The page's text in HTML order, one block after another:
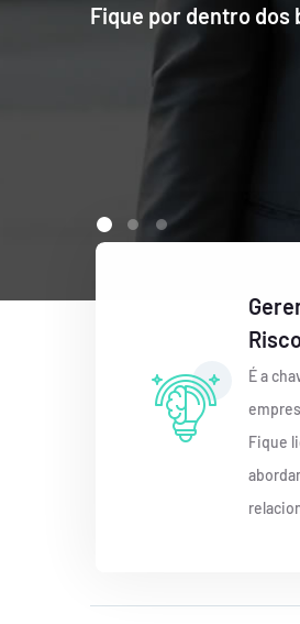
Fique por dentro dos
É a
Fique